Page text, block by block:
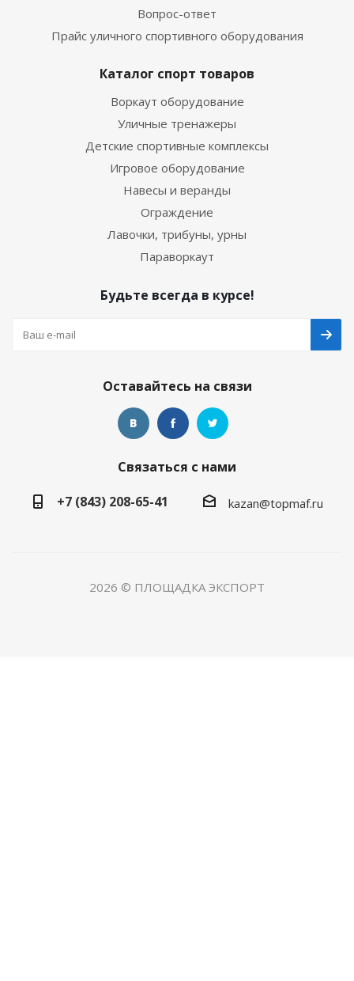
Вопрос-ответ
Прайс уличного спортивного оборудования
Каталог спорт товаров
Воркаут оборудование
Уличные тренажеры
Детские спортивные комплексы
Игровое оборудование
Навесы и веранды
Ограждение
Лавочки, трибуны, урны
Параворкаут
Будьте всегда в курсе!
Оставайтесь на связи
Связаться с нами
+7 (843) 208-65-41
kazan@topmaf.ru
2026 © ПЛОЩАДКА ЭКСПОРТ